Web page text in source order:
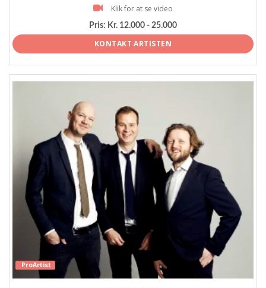
Klik for at se video
Pris: Kr. 12.000 - 25.000
KONTAKT ARTISTEN
ProArtist